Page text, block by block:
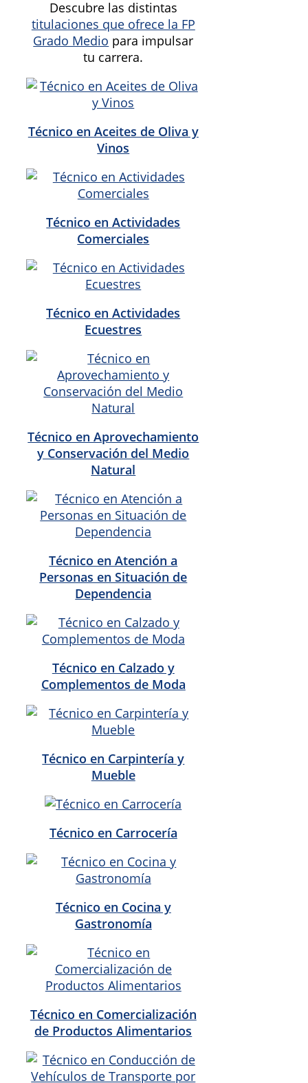
Descubre las distintas
titulaciones que ofrece la FP
Grado Medio para impulsar
tu carrera.
Técnico en Aceites de Oliva y
Vinos
Técnico en Actividades
Comerciales
Técnico en Actividades
Ecuestres
Técnico en Aprovechamiento
y Conservación del Medio
Natural
Técnico en Atención a
Personas en Situación de
Dependencia
Técnico en Calzado y
Complementos de Moda
Técnico en Carpintería y
Mueble
Técnico en Carrocería
Técnico en Cocina y
Gastronomía
Técnico en Comercialización
de Productos Alimentarios